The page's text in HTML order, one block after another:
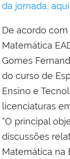
da jornada,
De acordo
Matemática
Gomes
do curso de
Ensino e
licenciaturas
“O principal
discussões
Matemática na